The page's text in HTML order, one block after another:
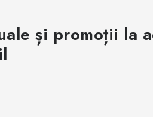
și promoții la